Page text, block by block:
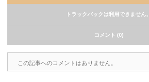
トラックバックは利用できません。
コメント (0)
この記事へのコメントはありません。